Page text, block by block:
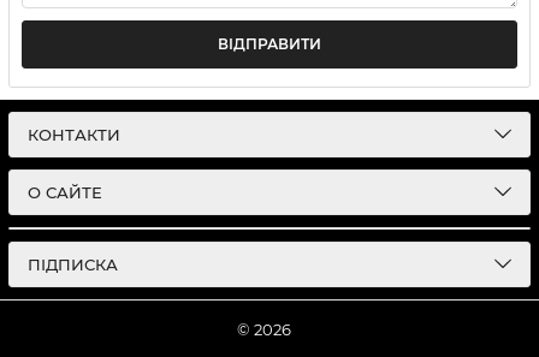
ВІДПРАВИТИ
КОНТАКТИ
О САЙТЕ
ПІДПИСКА
© 2026